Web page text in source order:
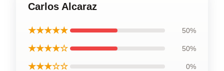
Carlos Alcaraz
★★★★★ 50%
★★★★☆ 50%
★★★☆☆ 0%